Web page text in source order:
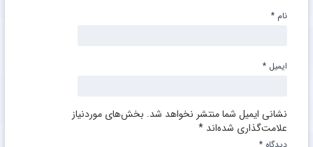
نشانی ایمیل شما منتشر نخواهد شد. بخش‌های موردنیاز
علامت‌گذاری شده‌اند *
نام *
ایمیل *